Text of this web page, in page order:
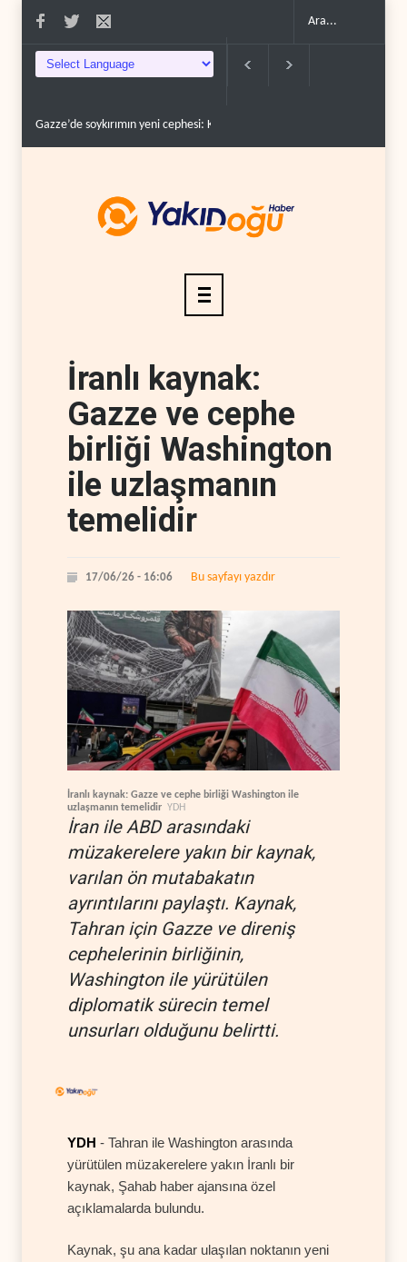
sürüc�.. Devrim Lideri ve Pizişkiyan’dan kritik görüşme..
İranlı kaynak:
Gazze ve cephe
birliği Washington
ile uzlaşmanın
temelidir
17/06/26 - 16:06 Bu sayfayı yazdır
İranlı kaynak: Gazze ve cephe birliği Washington ile
uzlaşmanın temelidir YDH
İran ile ABD arasındaki
müzakerelere yakın bir kaynak,
varılan ön mutabakatın
ayrıntılarını paylaştı. Kaynak,
Tahran için Gazze ve direniş
cephelerinin birliğinin,
Washington ile yürütülen
diplomatik sürecin temel
unsurları olduğunu belirtti.
YDH - Tahran ile Washington arasında
yürütülen müzakerelere yakın İranlı bir
kaynak, Şahab haber ajansına özel
açıklamalarda bulundu.
Kaynak, şu ana kadar ulaşılan noktanın yeni